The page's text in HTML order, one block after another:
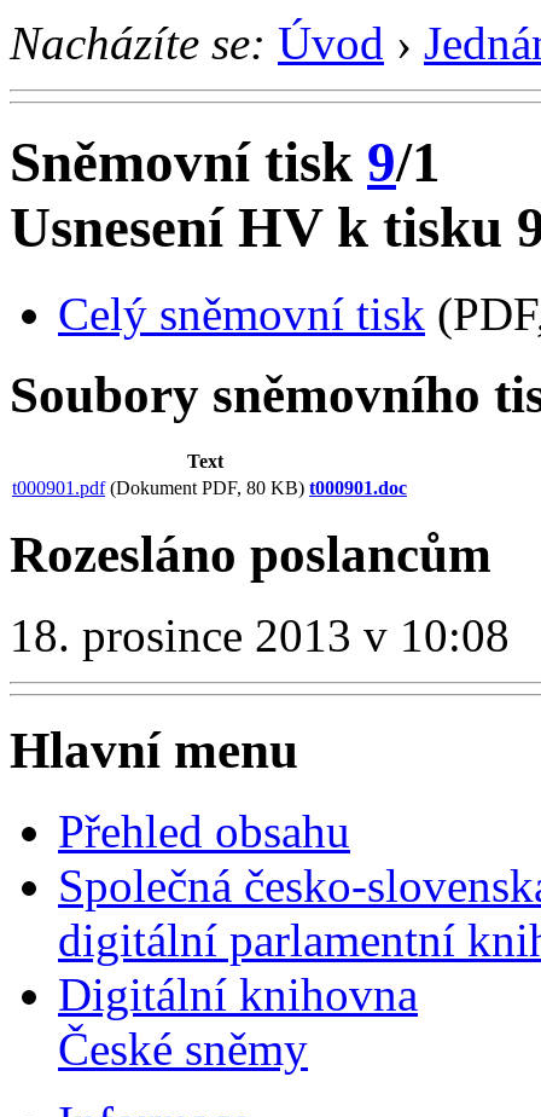
Nacházíte se: Úvod ›
Sněmovní tisk 9/1
Usnesení HV k tisku
Celý sněmovní tisk
Soubory sněmovního
Text
t000901.pdf(Dokument PDF, 80 KB) t000901.doc
Rozesláno poslancům
18. prosince 2013 v 10:08
Hlavní menu
Přehled obsahu
Společná česko-
digitální parlamentní
Digitální knihovna
České sněmy